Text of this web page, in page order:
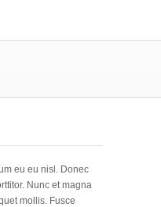
eu eu nisl. Donec
Nunc et magna
mollis. Fusce